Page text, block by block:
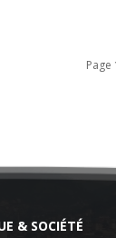
Page
& SOCIÉTÉ